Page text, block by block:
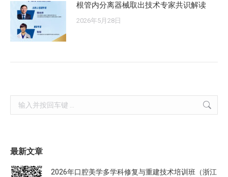
根管内分离器械取出技术专家共识解读
2026年5月28日
Search:
最新文章
2026年口腔美学多学科修复与重建技术培训班（浙江